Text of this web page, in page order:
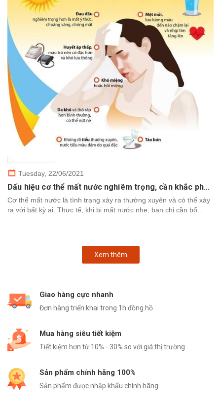
Tuesday, 22/06/2021
Dấu hiệu cơ thể mất nước nghiêm trọng, cần khắc phục nhanh chóng
Cơ thể mất nước là tình trạng xảy ra thường xuyên và có thể xảy
ra với bất kỳ ai. Thực tế, khi bị mất nước nhẹ, bạn chỉ cần bổ
Xem thêm
Giao hàng cực nhanh
Đơn hàng triển khai trong 1h đồng hồ
Mua hàng siêu tiết kiệm
Tiết kiệm hơn từ 10% - 30% so với giá thị trường
Sản phẩm chính hãng 100%
Sản phẩm được nhập khẩu chính hãng